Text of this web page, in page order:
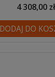
4 308,00 zł
DODAJ DO